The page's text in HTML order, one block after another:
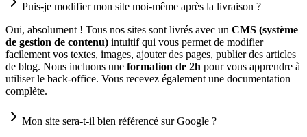
Puis-je modifier mon site moi-même après la livraison ?
Oui, absolument ! Tous nos sites sont livrés avec un CMS (système
de gestion de contenu) intuitif qui vous permet de modifier
facilement vos textes, images, ajouter des pages, publier des articles
de blog. Nous incluons une formation de 2h pour vous apprendre à
utiliser le back-office. Vous recevez également une documentation
complète.
Mon site sera-t-il bien référencé sur Google ?